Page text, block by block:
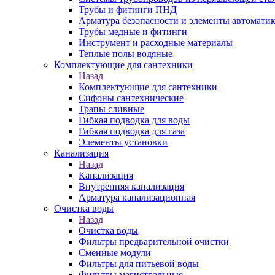
Трубы и фитинги ПНД
Арматура безопасности и элементы
Трубы медные и фитинги
Инструмент и расходные материалы
Теплые полы водяные
Комплектующие для сантехники
Назад
Комплектующие для сантехники
Сифоны сантехнические
Трапы сливные
Гибкая подводка для воды
Гибкая подводка для газа
Элементы установки
Канализация
Назад
Канализация
Внутренняя канализация
Арматура канализационная
Очистка воды
Назад
Очистка воды
Фильтры предварительной очистки
Сменные модули
Фильтры для питьевой воды